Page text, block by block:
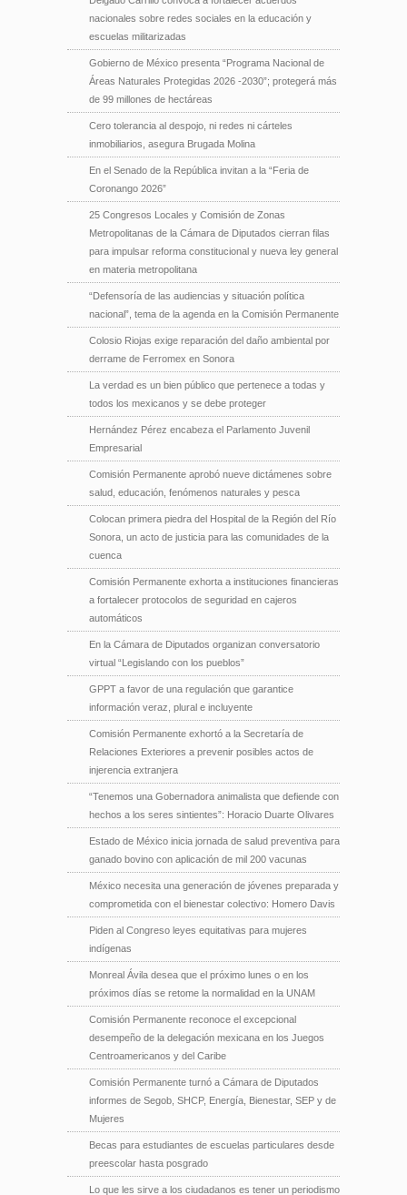
nacionales sobre redes sociales en la educación y
escuelas militarizadas
Gobierno de México presenta “Programa Nacional de
Áreas Naturales Protegidas 2026 -2030”; protegerá más
de 99 millones de hectáreas
Cero tolerancia al despojo, ni redes ni cárteles
inmobiliarios, asegura Brugada Molina
En el Senado de la República invitan a la “Feria de
Coronango 2026”
25 Congresos Locales y Comisión de Zonas
Metropolitanas de la Cámara de Diputados cierran filas
para impulsar reforma constitucional y nueva ley general
en materia metropolitana
“Defensoría de las audiencias y situación política
nacional”, tema de la agenda en la Comisión Permanente
Colosio Riojas exige reparación del daño ambiental por
derrame de Ferromex en Sonora
La verdad es un bien público que pertenece a todas y
todos los mexicanos y se debe proteger
Hernández Pérez encabeza el Parlamento Juvenil
Empresarial
Comisión Permanente aprobó nueve dictámenes sobre
salud, educación, fenómenos naturales y pesca
Colocan primera piedra del Hospital de la Región del Río
Sonora, un acto de justicia para las comunidades de la
cuenca
Comisión Permanente exhorta a instituciones financieras
a fortalecer protocolos de seguridad en cajeros
automáticos
En la Cámara de Diputados organizan conversatorio
virtual “Legislando con los pueblos”
GPPT a favor de una regulación que garantice
información veraz, plural e incluyente
Comisión Permanente exhortó a la Secretaría de
Relaciones Exteriores a prevenir posibles actos de
injerencia extranjera
“Tenemos una Gobernadora animalista que defiende con
hechos a los seres sintientes”: Horacio Duarte Olivares
Estado de México inicia jornada de salud preventiva para
ganado bovino con aplicación de mil 200 vacunas
México necesita una generación de jóvenes preparada y
comprometida con el bienestar colectivo: Homero Davis
Piden al Congreso leyes equitativas para mujeres
indígenas
Monreal Ávila desea que el próximo lunes o en los
próximos días se retome la normalidad en la UNAM
Comisión Permanente reconoce el excepcional
desempeño de la delegación mexicana en los Juegos
Centroamericanos y del Caribe
Comisión Permanente turnó a Cámara de Diputados
informes de Segob, SHCP, Energía, Bienestar, SEP y de
Mujeres
Becas para estudiantes de escuelas particulares desde
preescolar hasta posgrado
Lo que les sirve a los ciudadanos es tener un periodismo